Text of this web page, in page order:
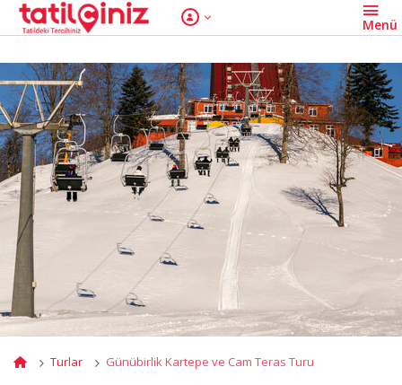
Turlar Günübirlik Kartepe ve Cam Teras Turu